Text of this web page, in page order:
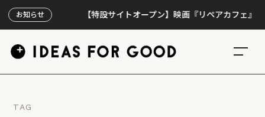
お知らせ 【特設サイトオープン】映画『リペアカフェ』、上映
TAG